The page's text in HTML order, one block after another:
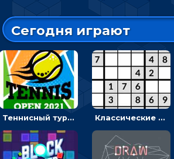
Сегодня играют
Теннисный турнир: подавать или отбивать шарик ракеткой Классические судоку: реши 30 уровней головоломки